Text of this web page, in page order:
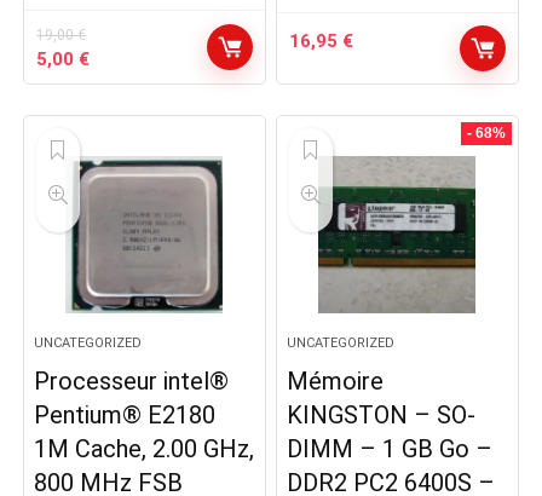
19,00€
Le
prix
19,00 €.
5,00 €Le
prix
5,00 €.
16,95 €
UNCATEGORIZED
Processeur intel®
Pentium® E2180
1M Cache, 2.00 GHz,
800 MHz FSB
- 68%
UNCATEGORIZED
Mémoire
KINGSTON – SO-
DIMM – 1 GB Go –
DDR2 PC2 6400S –